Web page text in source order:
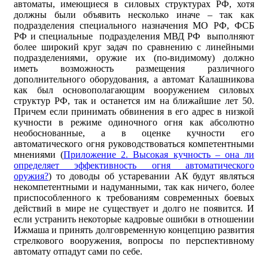
автоматы, имеющиеся в силовых структурах РФ, хотя
должны были объявить несколько иначе – так как
подразделения специального назначения МО РФ, ФСБ
РФ и специальные подразделения МВД РФ выполняют
более широкий круг задач по сравнению с линейными
подразделениями, оружие их (по-видимому) должно
иметь возможность размещения различного
дополнительного оборудования, а автомат Калашникова
как был основополагающим вооружением силовых
структур РФ, так и останется им на ближайшие лет 50.
Причем если принимать обвинения в его адрес в низкой
кучности в режиме одиночного огня как абсолютно
необоснованные, а в оценке кучности его
автоматического огня руководствоваться компетентными
мнениями (Приложение 2. Высокая кучность – она ли
определяет эффективность огня автоматического
оружия?) то доводы об устаревании АК будут являться
некомпетентными и надуманными, так как ничего, более
приспособленного к требованиям современных боевых
действий в мире не существует и долго не появится. И
если устранить некоторые кадровые ошибки в отношении
Ижмаша и принять долговременную концепцию развития
стрелкового вооружения, вопросы по перспективному
автомату отпадут сами по себе.